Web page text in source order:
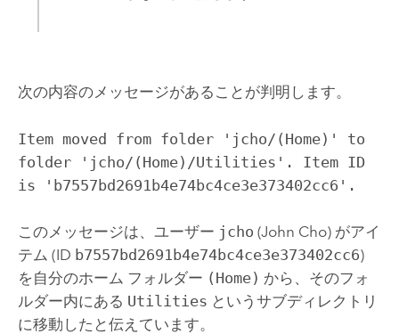
次の内容のメッセージがあることが判明します。
Item moved from folder 'jcho/(Home)' to
folder 'jcho/(Home)/Utilities'. Item ID
is 'b7557bd2691b4e74bc4ce3e373402cc6'.
このメッセージは、ユーザー jcho (John Cho) がアイ
テム (ID b7557bd2691b4e74bc4ce3e373402cc6)
を自分のホーム フォルダー (Home) から、そのフォ
ルダー内にある Utilities というサブディレクトリ
に移動したと伝えています。